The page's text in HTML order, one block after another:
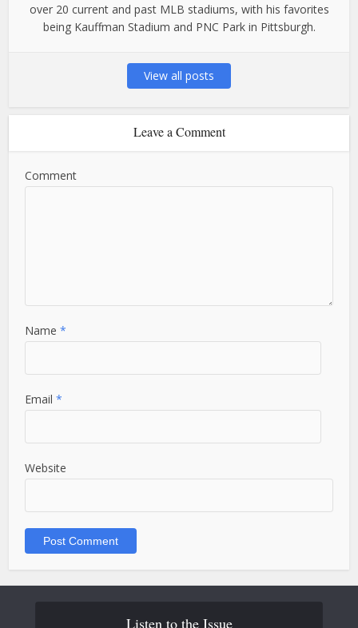
over 20 current and past MLB stadiums, with his favorites
being Kauffman Stadium and PNC Park in Pittsburgh.
View all posts
Leave a Comment
Comment
Name*
Email*
Website
Listen to the Issue